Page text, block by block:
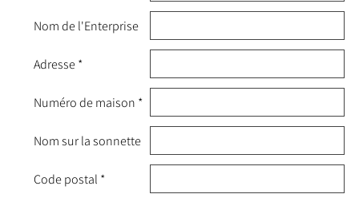
Nom de l'Enterprise
Adresse*
Numéro de maison *
Nom sur la sonnette
Code postal *